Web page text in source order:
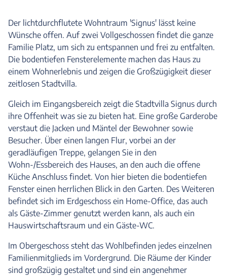
Der lichtdurchflutete Wohntraum 'Signus' lässt keine
Wünsche offen. Auf zwei Vollgeschossen findet die ganze
Familie Platz, um sich zu entspannen und frei zu entfalten.
Die bodentiefen Fensterelemente machen das Haus zu
einem Wohnerlebnis und zeigen die Großzügigkeit dieser
zeitlosen Stadtvilla.
Gleich im Eingangsbereich zeigt die Stadtvilla Signus durch
ihre Offenheit was sie zu bieten hat. Eine große Garderobe
verstaut die Jacken und Mäntel der Bewohner sowie
Besucher. Über einen langen Flur, vorbei an der
geradläufigen Treppe, gelangen Sie in den
Wohn-/Essbereich des Hauses, an den auch die offene
Küche Anschluss findet. Von hier bieten die bodentiefen
Fenster einen herrlichen Blick in den Garten. Des Weiteren
befindet sich im Erdgeschoss ein Home-Office, das auch
als Gäste-Zimmer genutzt werden kann, als auch ein
Hauswirtschaftsraum und ein Gäste-WC.
Im Obergeschoss steht das Wohlbefinden jedes einzelnen
Familienmitglieds im Vordergrund. Die Räume der Kinder
sind großzügig gestaltet und sind ein angenehmer